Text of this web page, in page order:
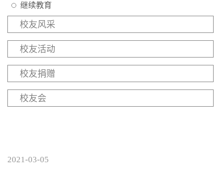
继续教育
校友风采
校友活动
校友捐赠
校友会
2021-03-05